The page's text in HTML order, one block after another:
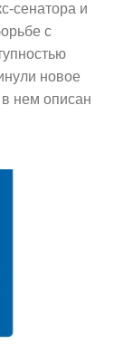
сенатора и
с
новое
нем описан